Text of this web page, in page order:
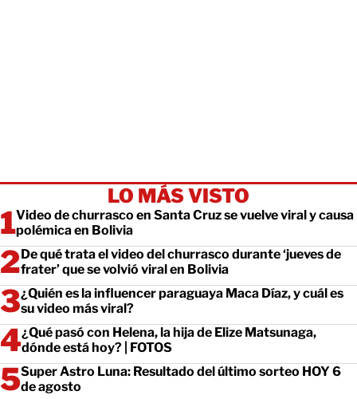
LO MÁS VISTO
Video de churrasco en Santa Cruz se vuelve viral y causa
polémica en Bolivia
De qué trata el video del churrasco durante ‘jueves de
frater’ que se volvió viral en Bolivia
¿Quién es la influencer paraguaya Maca Díaz, y cuál es
su video más viral?
¿Qué pasó con Helena, la hija de Elize Matsunaga,
dónde está hoy? | FOTOS
Super Astro Luna: Resultado del último sorteo HOY 6
de agosto